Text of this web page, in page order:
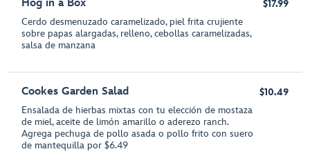
Hog in a Box
Cerdo desmenuzado caramelizado, piel frita crujiente
sobre papas alargadas, relleno, cebollas caramelizadas,
salsa de manzana
$17.99
Cookes Garden Salad
Ensalada de hierbas mixtas con tu elección de mostaza
de miel, aceite de limón amarillo o aderezo ranch.
Agrega pechuga de pollo asada o pollo frito con suero
de mantequilla por $6.49
$10.49